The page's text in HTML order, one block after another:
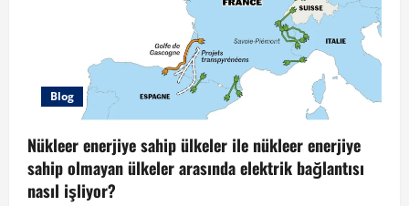
Blog
Nükleer enerjiye sahip ülkeler ile nükleer enerjiye
sahip olmayan ülkeler arasında elektrik bağlantısı
nasıl işliyor?